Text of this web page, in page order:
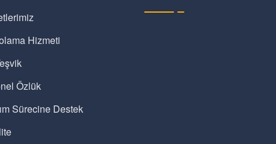
Hizmeti
Özlük
Sürecine Destek